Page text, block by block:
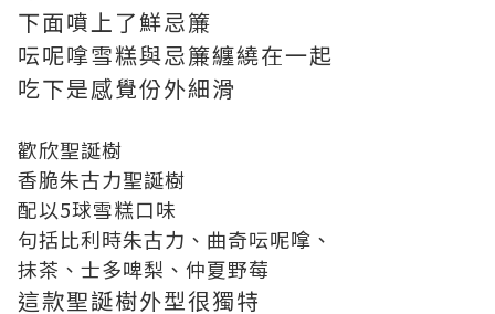
下面噴上了鮮忌簾
呍呢嗱雪糕與忌簾纏繞在一起
吃下是感覺份外細滑
歡欣聖誕樹
香脆朱古力聖誕樹
配以5球雪糕口味
句括比利時朱古力、曲奇呍呢嗱、
抹茶、士多啤梨、仲夏野莓
這款聖誕樹外型很獨特